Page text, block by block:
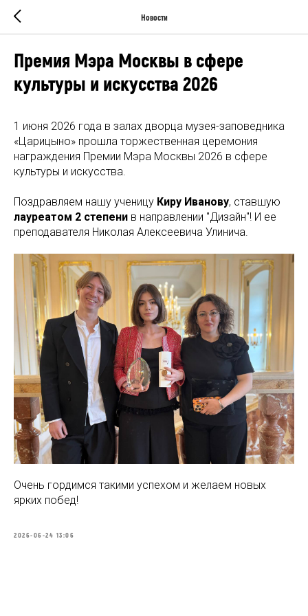
Новости
Премия Мэра Москвы в сфере
культуры и искусства 2026
1 июня 2026 года в залах дворца музея-заповедника
«Царицыно» прошла торжественная церемония
награждения Премии Мэра Москвы 2026 в сфере
культуры и искусства.
Поздравляем нашу ученицу Киру Иванову, ставшую
лауреатом 2 степени в направлении "Дизайн"! И ее
преподавателя Николая Алексеевича Улинича.
Очень гордимся такими успехом и желаем новых
ярких побед!
2026-06-24 13:06